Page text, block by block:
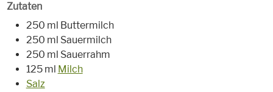
Zutaten
250 ml Buttermilch
250 ml Sauermilch
250 ml Sauerrahm
125 ml Milch
Salz